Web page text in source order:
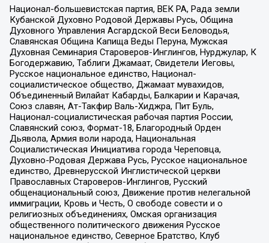
Национал-большевистская партия, ВЕК РА, Рада земли
Кубанской Духовно Родовой Державы Русь, Община
Духовного Управления Асгардской Веси Беловодья,
Славянская Община Капища Веды Перуна, Мужская
Духовная Семинария Староверов-Инглингов, Нурджулар, К
Богодержавию, Таблиги Джамаат, Свидетели Иеговы,
Русское национальное единство, Национал-
социалистическое общество, Джамаат мувахидов,
Объединенный Вилайат Кабарды, Балкарии и Карачая,
Союз славян, Ат-Такфир Валь-Хиджра, Пит Буль,
Национал-социалистическая рабочая партия России,
Славянский союз, Формат-18, Благородный Орден
Дьявола, Армия воли народа, Национальная
Социалистическая Инициатива города Череповца,
Духовно-Родовая Держава Русь, Русское национальное
единство, Древнерусской Инглистической церкви
Православных Староверов-Инглингов, Русский
общенациональный союз, Движение против нелегальной
иммиграции, Кровь и Честь, О свободе совести и о
религиозных объединениях, Омская организация
общественного политического движения Русское
национальное единство, Северное Братство, Клуб